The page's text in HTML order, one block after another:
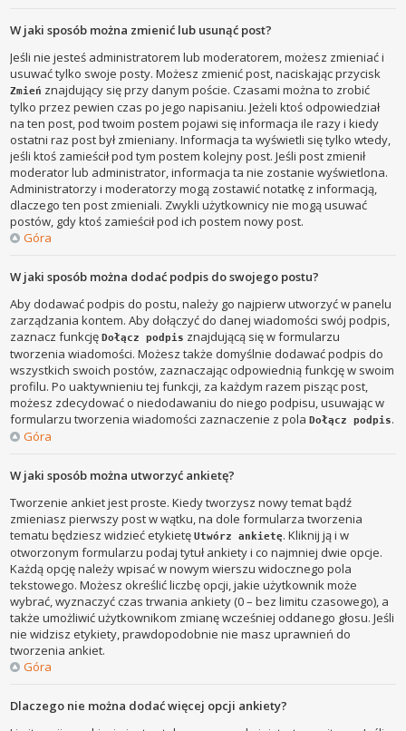
W jaki sposób można zmienić lub usunąć post?
Jeśli nie jesteś administratorem lub moderatorem, możesz zmieniać i
usuwać tylko swoje posty. Możesz zmienić post, naciskając przycisk
Zmień znajdujący się przy danym poście. Czasami można to zrobić
tylko przez pewien czas po jego napisaniu. Jeżeli ktoś odpowiedział
na ten post, pod twoim postem pojawi się informacja ile razy i kiedy
ostatni raz post był zmieniany. Informacja ta wyświetli się tylko wtedy,
jeśli ktoś zamieścił pod tym postem kolejny post. Jeśli post zmienił
moderator lub administrator, informacja ta nie zostanie wyświetlona.
Administratorzy i moderatorzy mogą zostawić notatkę z informacją,
dlaczego ten post zmieniali. Zwykli użytkownicy nie mogą usuwać
postów, gdy ktoś zamieścił pod ich postem nowy post.
Góra
W jaki sposób można dodać podpis do swojego postu?
Aby dodawać podpis do postu, należy go najpierw utworzyć w panelu
zarządzania kontem. Aby dołączyć do danej wiadomości swój podpis,
zaznacz funkcjęDołącz podpis znajdującą się w formularzu
tworzenia wiadomości. Możesz także domyślnie dodawać podpis do
wszystkich swoich postów, zaznaczając odpowiednią funkcję w swoim
profilu. Po uaktywnieniu tej funkcji, za każdym razem pisząc post,
możesz zdecydować o niedodawaniu do niego podpisu, usuwając w
formularzu tworzenia wiadomości zaznaczenie z polaDołącz podpis.
Góra
W jaki sposób można utworzyć ankietę?
Tworzenie ankiet jest proste. Kiedy tworzysz nowy temat bądź
zmieniasz pierwszy post w wątku, na dole formularza tworzenia
tematu będziesz widzieć etykietęUtwórz ankietę. Kliknij ją i w
otworzonym formularzu podaj tytuł ankiety i co najmniej dwie opcje.
Każdą opcję należy wpisać w nowym wierszu widocznego pola
tekstowego. Możesz określić liczbę opcji, jakie użytkownik może
wybrać, wyznaczyć czas trwania ankiety (0 – bez limitu czasowego), a
także umożliwić użytkownikom zmianę wcześniej oddanego głosu. Jeśli
nie widzisz etykiety, prawdopodobnie nie masz uprawnień do
tworzenia ankiet.
Góra
Dlaczego nie można dodać więcej opcji ankiety?